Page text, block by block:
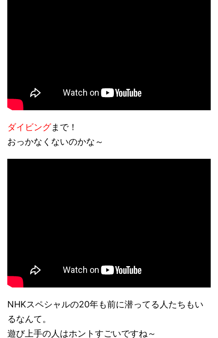
ダイビングまで！
おっかなくないのかな～
NHKスペシャルの20年も前に潜ってる人たちもい
るなんて。
遊び上手の人はホントすごいですね～